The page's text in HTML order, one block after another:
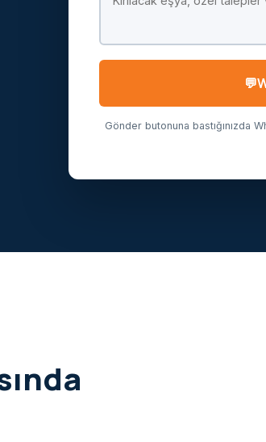
Gönder butonuna bastığınızda